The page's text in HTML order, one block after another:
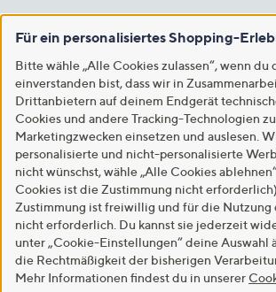
Für ein personalisiertes Shopping-
Bitte wähle „Alle Cookies zulassen“, wenn du
einverstanden bist, dass wir in
Drittanbietern auf deinem Endgerät
Cookies und andere Tracking-Technologien
Marketingzwecken einsetzen und auslesen.
personalisierte und nicht-personalisierte
nicht wünschst, wähle „Alle Cookies
Cookies ist die Zustimmung nicht
Zustimmung ist freiwillig und für die Nutzung
nicht erforderlich. Du kannst sie jederzeit
unter „Cookie-Einstellungen“ deine Auswahl
die Rechtmäßigkeit der bisherigen
Mehr Informationen findest du in unserer